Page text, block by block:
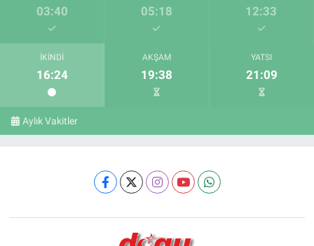
03:40 05:18 12:33
İKINDI
16:24
AKŞAM
19:38
YATSI
21:09
Aylık Vakitler